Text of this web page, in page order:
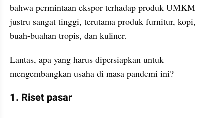
bahwa permintaan ekspor terhadap produk UMKM
justru sangat tinggi, terutama produk furnitur, kopi,
buah-buahan tropis, dan kuliner.
Lantas, apa yang harus dipersiapkan untuk
mengembangkan usaha di masa pandemi ini?
1. Riset pasar